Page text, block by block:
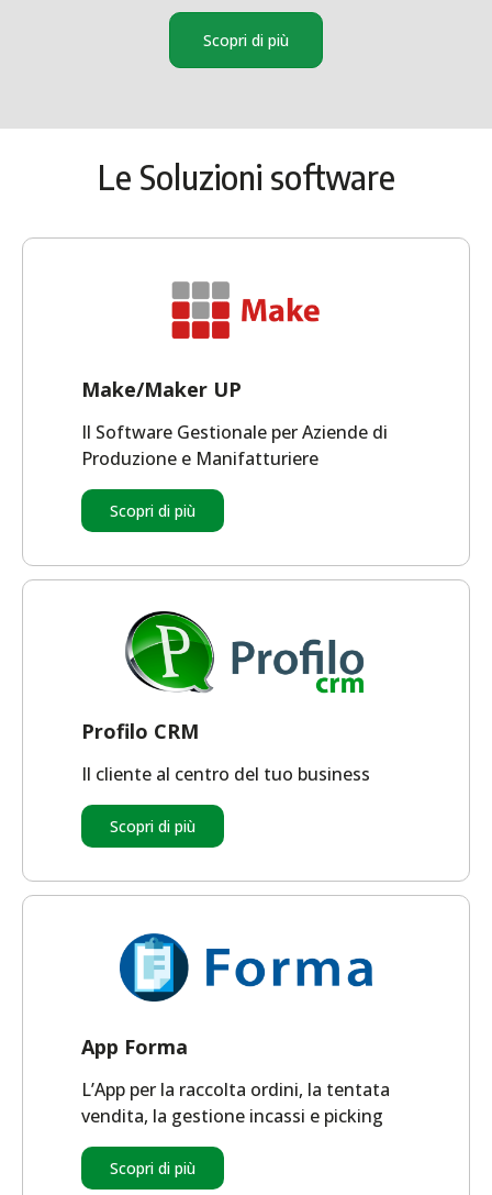
Scopri di più
Le Soluzioni software
Make/Maker UP
Il Software Gestionale per Aziende di
Produzione e Manifatturiere
Scopri di più
Profilo CRM
Il cliente al centro del tuo business
Scopri di più
App Forma
L’App per la raccolta ordini, la tentata
vendita, la gestione incassi e picking
Scopri di più